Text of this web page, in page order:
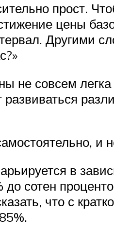
прост.
цены
Другими
не совсем
в
сотен
что с